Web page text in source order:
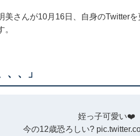
美さんが10月16日、自身のTwitter
、、」
姪っ子可愛い❤️
今の12歳恐ろしい?